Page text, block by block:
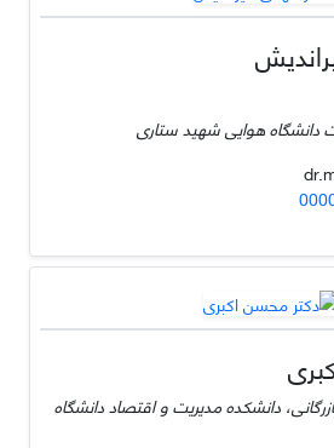
دانشگاه هوایی شهید ستاری
دانشکده مدیریت و اقتصاد دانشگاه